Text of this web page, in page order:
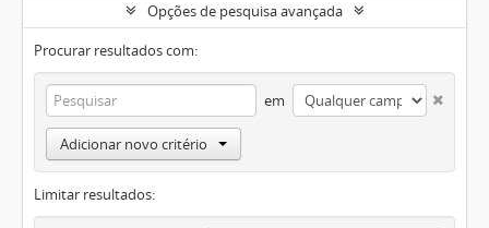
Opções de pesquisa avançada
Procurar resultados com:
em
Adicionar novo critério
Limitar resultados: